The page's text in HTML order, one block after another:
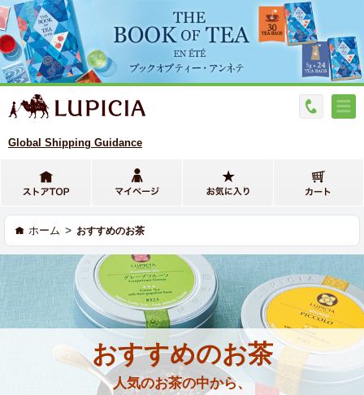
Global Shipping Guidance
ホーム > おすすめのお茶
おすすめのお茶
人気のお茶の中から、